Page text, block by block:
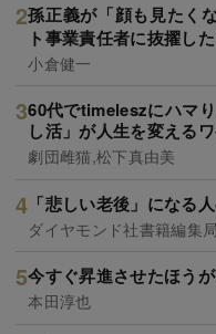
孫正義が「顔も見たく
ト事業責任者に抜擢し
小倉健一
60代でtimeleszにハマ
し活」が人生を変える
劇団雌猫,松下真由美
「悲しい老後」になる
ダイヤモンド社書籍編集局
今すぐ昇進させたほう
本田淳也